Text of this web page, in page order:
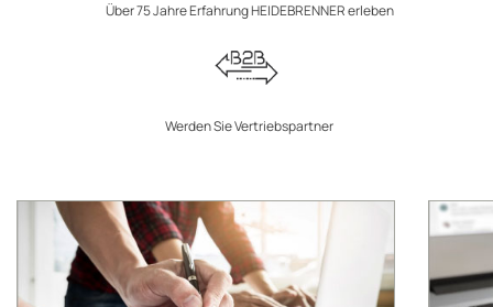
Über 75 Jahre Erfahrung HEIDEBRENNER erleben
Werden Sie Vertriebspartner